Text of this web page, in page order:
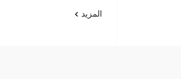
المزيد